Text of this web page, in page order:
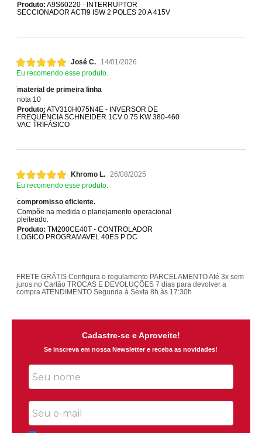
Produto: A9S60220 - INTERRUPTOR
SECCIONADOR ACTI9 ISW 2 POLES 20 A 415V
José C.
14/01/2026
Eu recomendo esse produto.
material de primeira linha
nota 10
Produto: ATV310H075N4E - INVERSOR DE
FREQUÊNCIA SCHNEIDER 1CV 0.75 KW 380-460
VAC TRIFÁSICO
Khromo L. 26/08/2025
Eu recomendo esse produto.
compromisso eficiente.
Compõe na medida o planejamento operacional
pleiteado.
Produto: TM200CE40T - CONTROLADOR
LOGICO PROGRAMAVEL 40ES P DC
FRETE GRÁTISConfigura o regulamento PARCELAMENTOAté 3x sem
juros no Cartão TROCAS E DEVOLUÇÕES7 dias para devolver a
compraATENDIMENTOSegunda à Sexta 8h às 17:30h
Cadastre-se e Aproveite!
Se inscreva em nossa Newsletter e receba as novidades!